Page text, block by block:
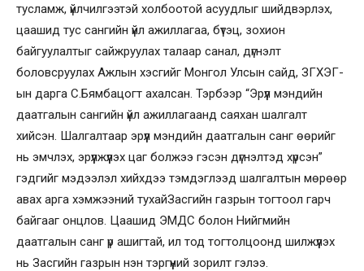
тусламж, үйлчилгээтэй холбоотой асуудлыг шийдвэрлэх,
цаашид тус сангийн үйл ажиллагаа, бүтэц, зохион
байгуулалтыг сайжруулах талаар санал, дүгнэлт
боловсруулах Ажлын хэсгийг Монгол Улсын сайд, ЗГХЭГ-
ын дарга С.Бямбацогт ахалсан. Тэрбээр “Эрүүл мэндийн
даатгалын сангийн үйл ажиллагаанд саяхан шалгалт
хийсэн. Шалгалтаар эрүүл мэндийн даатгалын санг өөрийг
нь эмчлэх, эрүүлжүүлэх цаг болжээ гэсэн дүгнэлтэд хүрсэн”
гэдгийг мэдээлэл хийхдээ тэмдэглээд шалгалтын мөрөөр
авах арга хэмжээний тухайЗасгийн газрын тогтоол гарч
байгааг онцлов. Цаашид ЭМДС болон Нийгмийн
даатгалын санг үр ашигтай, ил тод тогтолцоонд шилжүүлэх
нь Засгийн газрын нэн тэргүүний зорилт гэлээ.